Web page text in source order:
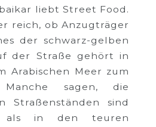
liebt Street Food.
reich, ob Anzugträger
der schwarz-gelben
der Straße gehört in
Arabischen Meer zum
Manche sagen, die
Straßenständen sind
als in den teuren